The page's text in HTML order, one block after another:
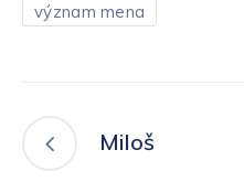
význam mena
Miloš